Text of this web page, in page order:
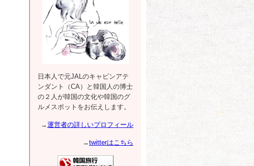
日本人で元JALのキャビンアテ
ンダント（CA）と韓国人の博士
の２人が韓国の文化や韓国のグ
ルメスポットをお伝えします。
→運営者の詳しいプロフィール
→twitterはこちら